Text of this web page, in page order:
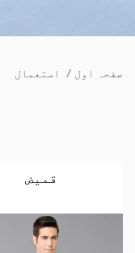
صفحہ اول / استعمال
قمیض